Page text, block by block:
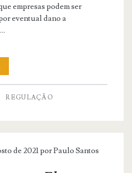
empresas podem ser
eventual dano a
do
Senado
para
REGULAÇÃO
de 2021 porPaulo Santos